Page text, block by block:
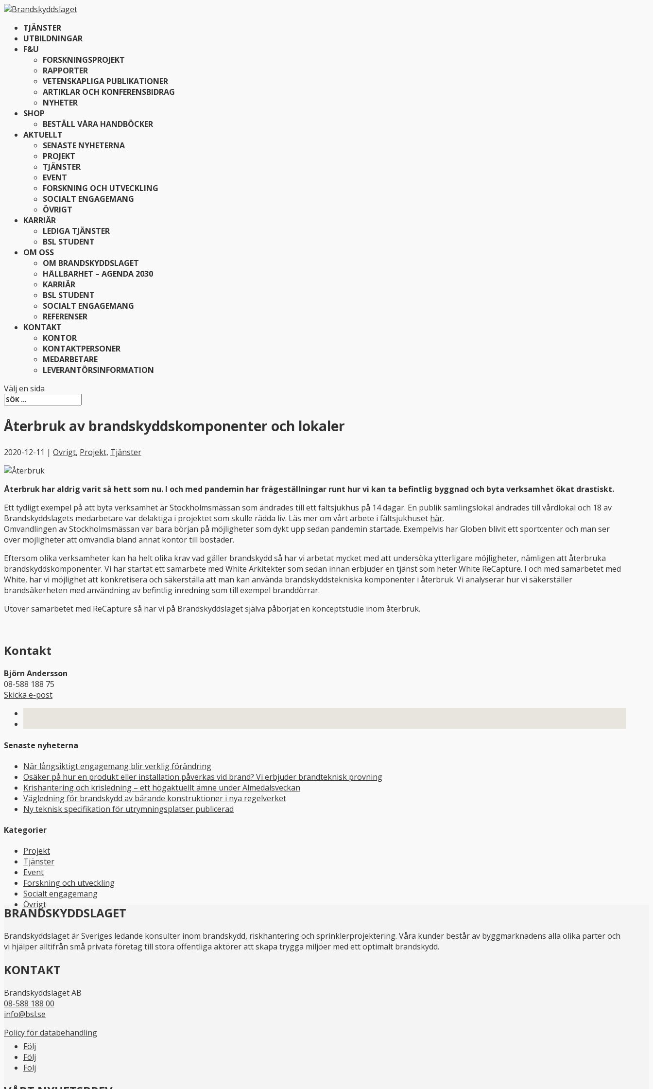
TJÄNSTER
UTBILDNINGAR
F&U
FORSKNINGSPROJEKT
RAPPORTER
VETENSKAPLIGA PUBLIKATIONER
ARTIKLAR OCH KONFERENSBIDRAG
NYHETER
SHOP
BESTÄLL VÅRA HANDBÖCKER
AKTUELLT
SENASTE NYHETERNA
PROJEKT
TJÄNSTER
EVENT
FORSKNING OCH UTVECKLING
SOCIALT ENGAGEMANG
ÖVRIGT
KARRIÄR
LEDIGA TJÄNSTER
BSL STUDENT
OM OSS
OM BRANDSKYDDSLAGET
HÅLLBARHET – AGENDA 2030
KARRIÄR
BSL STUDENT
SOCIALT ENGAGEMANG
REFERENSER
KONTAKT
KONTOR
KONTAKTPERSONER
MEDARBETARE
LEVERANTÖRSINFORMATION
Välj en sida
Återbruk av brandskyddskomponenter och lokaler
2020-12-11 | Övrigt, Projekt, Tjänster
Återbruk har aldrig varit så hett som nu. I och med pandemin har frågeställningar runt hur vi kan ta befintlig byggnad och byta verksamhet ökat drastiskt.
Ett tydligt exempel på att byta verksamhet är Stockholmsmässan som ändrades till ett fältsjukhus på 14 dagar. En publik samlingslokal ändrades till vårdlokal och 18 av
Brandskyddslagets medarbetare var delaktiga i projektet som skulle rädda liv. Läs mer om vårt arbete i fältsjukhuset här.
Omvandlingen av Stockholmsmässan var bara början på möjligheter som dykt upp sedan pandemin startade. Exempelvis har Globen blivit ett sportcenter och man ser
över möjligheter att omvandla bland annat kontor till bostäder.
Eftersom olika verksamheter kan ha helt olika krav vad gäller brandskydd så har vi arbetat mycket med att undersöka ytterligare möjligheter, nämligen att återbruka
brandskyddskomponenter. Vi har startat ett samarbete med White Arkitekter som sedan innan erbjuder en tjänst som heter White ReCapture. I och med samarbetet med
White, har vi möjlighet att konkretisera och säkerställa att man kan använda brandskyddstekniska komponenter i återbruk. Vi analyserar hur vi säkerställer
brandsäkerheten med användning av befintlig inredning som till exempel branddörrar.
Utöver samarbetet med ReCapture så har vi på Brandskyddslaget själva påbörjat en konceptstudie inom återbruk.
Kontakt
Björn Andersson
08-588 188 75
Skicka e-post
Senaste nyheterna
När långsiktigt engagemang blir verklig förändring
Osäker på hur en produkt eller installation påverkas vid brand? Vi erbjuder brandteknisk provning
Krishantering och krisledning – ett högaktuellt ämne under Almedalsveckan
Vägledning för brandskydd av bärande konstruktioner i nya regelverket
Ny teknisk specifikation för utrymningsplatser publicerad
Kategorier
Projekt
Tjänster
Event
Forskning och utveckling
Socialt engagemang
Övrigt
BRANDSKYDDSLAGET
Brandskyddslaget är Sveriges ledande konsulter inom brandskydd, riskhantering och sprinklerprojektering. Våra kunder består av byggmarknadens alla olika parter och
vi hjälper alltifrån små privata företag till stora offentliga aktörer att skapa trygga miljöer med ett optimalt brandskydd.
KONTAKT
Brandskyddslaget AB
08-588 188 00
info@bsl.se
Policy för databehandling
Följ
Följ
Följ